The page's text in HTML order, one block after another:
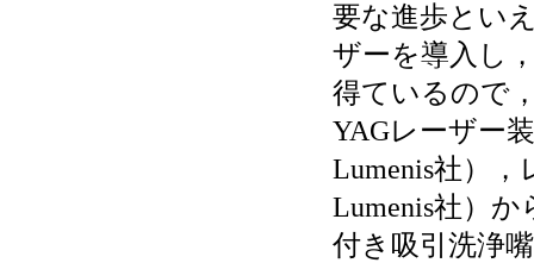
要な進歩とい
ザーを導入し
得ているので
YAGレーザー
Lumenis社）
Lumenis社）
付き吸引洗浄